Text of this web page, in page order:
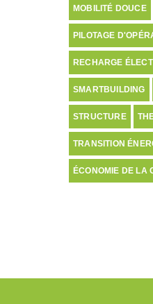
MOBILITÉ DOUCE
PILOTAGE
RECHARGE
SMARTBUILDING
STRUCTURE
TRANSITION
ÉCONOMIE DE LA